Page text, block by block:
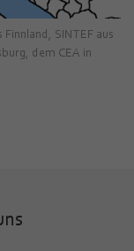
SINTEF aus
dem CEA in